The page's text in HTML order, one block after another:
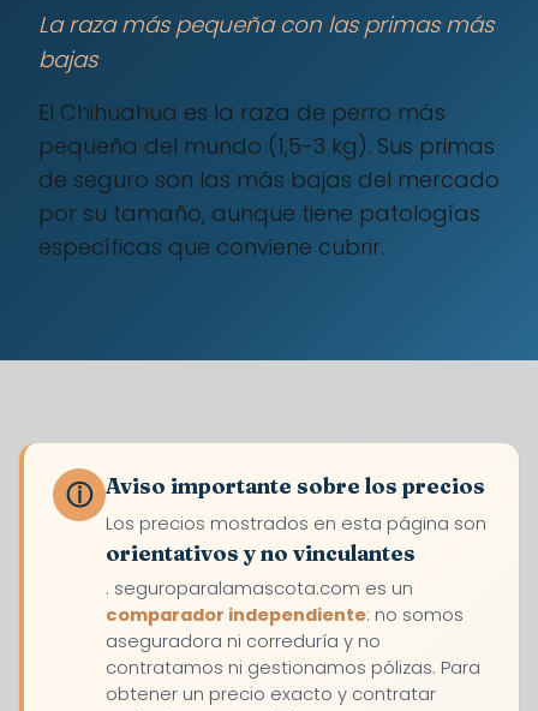
La raza más pequeña con las primas más
bajas
El Chihuahua es la raza de perro más
pequeña del mundo (1,5-3 kg). Sus primas
de seguro son las más bajas del mercado
por su tamaño, aunque tiene patologías
específicas que conviene cubrir.
ⓘ Aviso importante sobre los precios
Los precios mostrados en esta página son
orientativos y no vinculantes
. seguroparalamascota.com es un
comparador independiente: no somos
aseguradora ni correduría y no
contratamos ni gestionamos pólizas. Para
obtener un precio exacto y contratar